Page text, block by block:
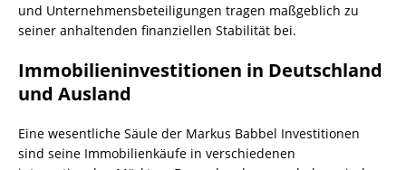
und Unternehmensbeteiligungen tragen maßgeblich zu
seiner anhaltenden finanziellen Stabilität bei.
Immobilieninvestitionen in Deutschland
und Ausland
Eine wesentliche Säule der Markus Babbel Investitionen
sind seine Immobilienkäufe in verschiedenen